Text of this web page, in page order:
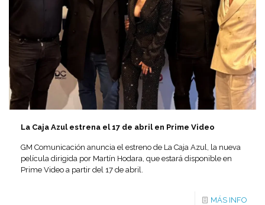
La Caja Azul estrena el 17 de abril en Prime Video
GM Comunicación anuncia el estreno de La Caja Azul, la nueva
película dirigida por Martín Hodara, que estará disponible en
Prime Video a partir del 17 de abril.
MÁS INFO